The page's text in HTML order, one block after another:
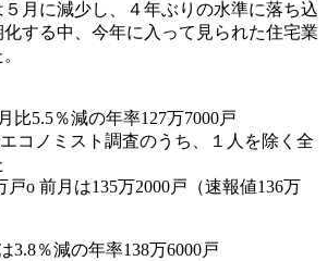
５月に減少し、４年ぶりの水準に落ち込
する中、今年に入って見られた住宅業
比5.5％減の年率127万7000戸
コノミスト調査のうち、１人を除く全
戸o 前月は135万2000戸（速報値136万
3.8％減の年率138万6000戸